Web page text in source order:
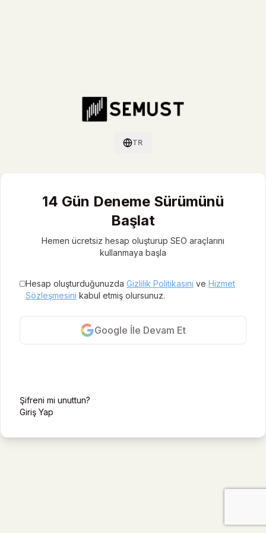
TR
Dil değiştir / Switch language
14 Gün Deneme Sürümünü
Başlat
Hemen ücretsiz hesap oluşturup SEO araçlarını
kullanmaya başla
Hesap oluşturduğunuzda Gizlilik Politikasını ve Hizmet
Sözleşmesini kabul etmiş olursunuz.
Google İle Devam Et
Şifreni mi unuttun?
Giriş Yap